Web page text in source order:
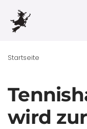
Skip to main
Startseite
wird